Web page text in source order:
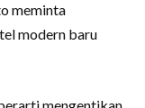
meminta
modern baru